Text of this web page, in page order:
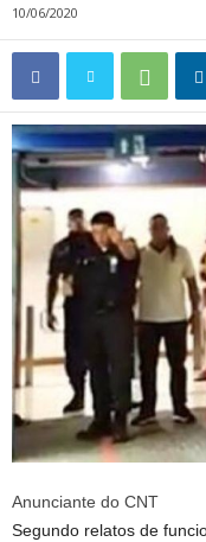
10/06/2020
Anunciante do CNT
Segundo relatos de